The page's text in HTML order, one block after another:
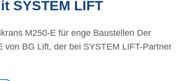
SYSTEM LIFT
M250-E für enge Baustellen Der
von BG Lift, der bei SYSTEM LIFT-Partner